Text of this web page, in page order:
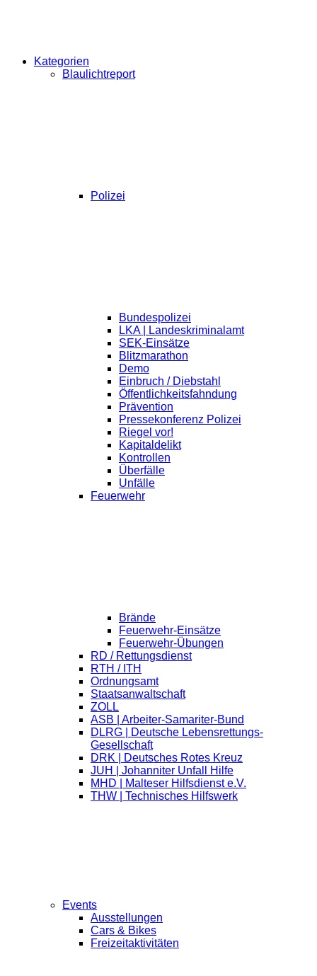
Kategorien
Blaulichtreport
Polizei
Bundespolizei
LKA | Landeskriminalamt
SEK-Einsätze
Blitzmarathon
Demo
Einbruch / Diebstahl
Öffentlichkeitsfahndung
Prävention
Pressekonferenz Polizei
Riegel vor!
Kapitaldelikt
Kontrollen
Überfälle
Unfälle
Feuerwehr
Brände
Feuerwehr-Einsätze
Feuerwehr-Übungen
RD / Rettungsdienst
RTH / ITH
Ordnungsamt
Staatsanwaltschaft
ZOLL
ASB | Arbeiter-Samariter-Bund
DLRG | Deutsche Lebensrettungs-
Gesellschaft
DRK | Deutsches Rotes Kreuz
JUH | Johanniter Unfall Hilfe
MHD | Malteser Hilfsdienst e.V.
THW | Technisches Hilfswerk
Events
Ausstellungen
Cars & Bikes
Freizeitaktivitäten